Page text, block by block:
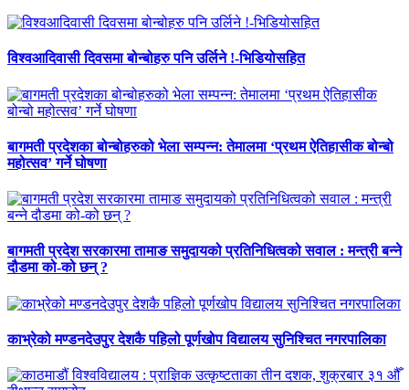
विश्वआदिवासी दिवसमा बोन्बोहरु पनि उर्लिने !-भिडियोसहित
बागमती प्रदेशका बोन्बोहरुको भेला सम्पन्न: तेमालमा ‘प्रथम ऐतिहासीक बोन्बो
महोत्सव’ गर्ने घोषणा
बागमती प्रदेश सरकारमा तामाङ समुदायको प्रतिनिधित्वको सवाल : मन्त्री बन्ने
दौडमा को‐को छन् ?
काभ्रेको मण्डनदेउपुर देशकै पहिलो पूर्णखोप विद्यालय सुनिश्चित नगरपालिका